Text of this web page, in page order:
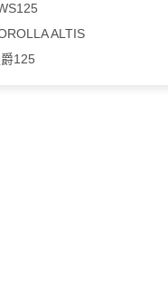
ALTIS
125